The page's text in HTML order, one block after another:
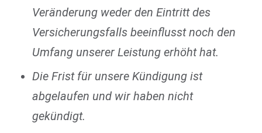
Veränderung weder den Eintritt des
Versicherungsfalls beeinflusst noch den
Umfang unserer Leistung erhöht hat.
Die Frist für unsere Kündigung ist
abgelaufen und wir haben nicht
gekündigt.